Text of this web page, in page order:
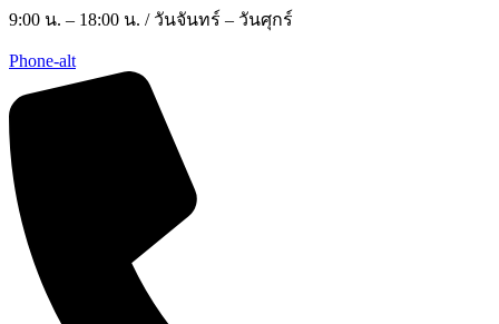
9:00 น. – 18:00 น. / วันจันทร์ – วันศุกร์
Phone-alt